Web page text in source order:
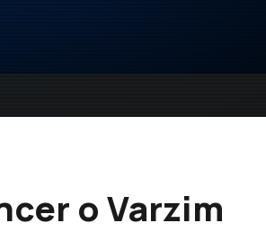
o Varzim